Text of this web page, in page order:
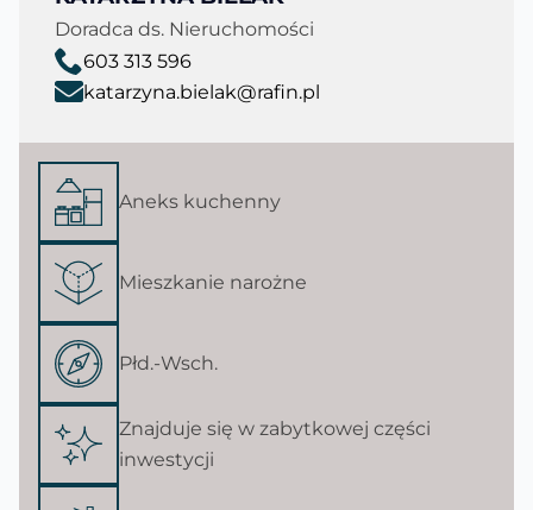
Doradca ds. Nieruchomości
603 313 596
katarzyna.bielak@rafin.pl
Aneks kuchenny
Mieszkanie narożne
Płd.-Wsch.
Znajduje się w zabytkowej części
inwestycji